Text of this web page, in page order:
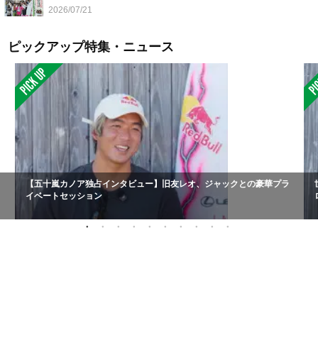
2026/07/21
ピックアップ特集・ニュース
【五十嵐カノア独占インタビュー】旧友レオ、ジャックとの豪華プラ
イベートセッション